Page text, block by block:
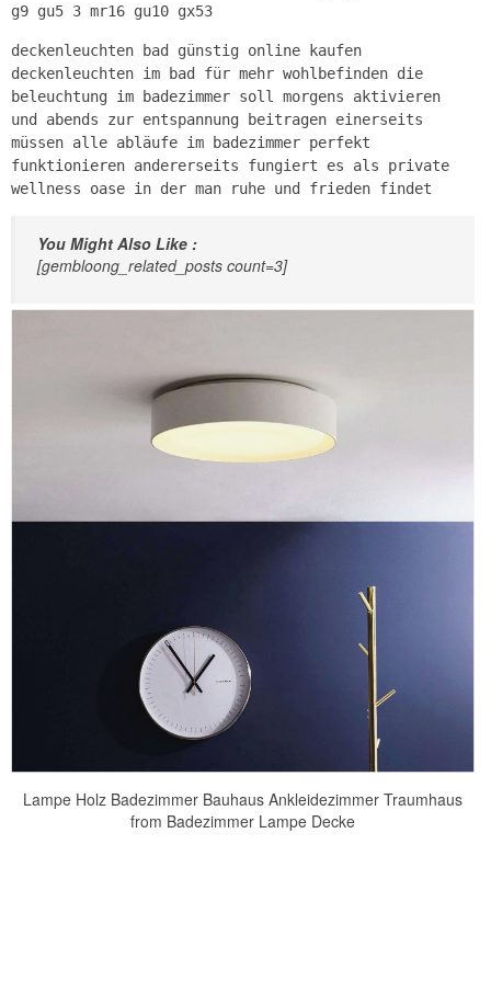
g9 gu5 3 mr16 gu10 gx53
deckenleuchten bad günstig online kaufen
deckenleuchten im bad für mehr wohlbefinden die
beleuchtung im badezimmer soll morgens aktivieren
und abends zur entspannung beitragen einerseits
müssen alle abläufe im badezimmer perfekt
funktionieren andererseits fungiert es als private
wellness oase in der man ruhe und frieden findet
You Might Also Like :
[gembloong_related_posts count=3]
Lampe Holz Badezimmer Bauhaus Ankleidezimmer Traumhaus
from Badezimmer Lampe Decke